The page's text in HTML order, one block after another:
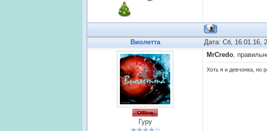
Виолетта Дата: Сб, 16.01.16,
Гуру
MrCredo,
Хоть я и девчонка, но